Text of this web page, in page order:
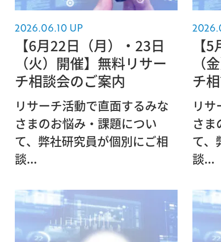
2026.06.10 UP
【6月22日（月）・23日
（火）開催】無料リサー
チ相談会のご案内
リサーチ活動で直面するみな
さまのお悩み・課題につい
て、弊社研究員が個別にご相
談...
【
（
チ
リ
さま
て、
談...